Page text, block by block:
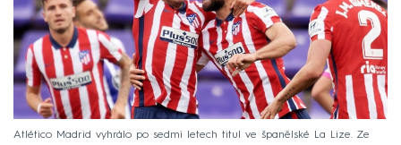
Atlético Madrid vyhrálo po sedmi letech titul ve španělské La Lize. Ze